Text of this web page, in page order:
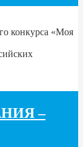
конкурса «Моя
–